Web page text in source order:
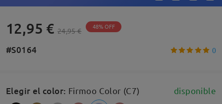
12,95 € 24,95 € 48% OFF
#S0164 0
Elegir el color: Firmoo Color (C7) disponible